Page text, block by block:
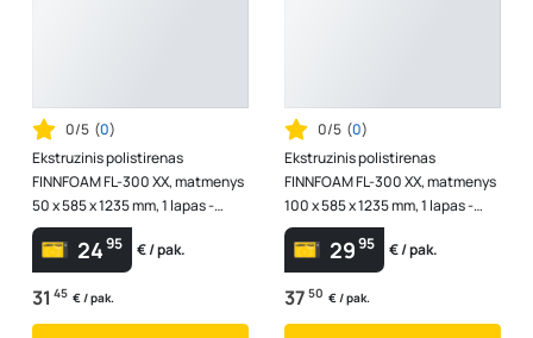
0/5 (0)
Ekstruzinis polistirenas
FINNFOAM FL-300 XX, matmenys
50 x 585 x 1235 mm, 1 lapas -
0,722 m2 1 pak.- 3,61 m2
2495 € / pak.
31 45 € / pak.
0/5 (0)
Ekstruzinis polistirenas
FINNFOAM FL-300 XX, matmenys
100 x 585 x 1235 mm, 1 lapas -
0,723 m2, 1 pak. - 2,17 m2, 930637
2995 € / pak.
37 50 € / pak.